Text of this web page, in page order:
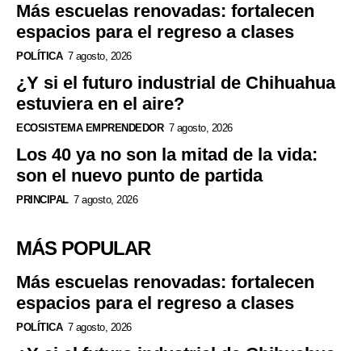
Más escuelas renovadas: fortalecen
espacios para el regreso a clases
POLÍTICA 7 agosto, 2026
¿Y si el futuro industrial de Chihuahua
estuviera en el aire?
ECOSISTEMA EMPRENDEDOR 7 agosto, 2026
Los 40 ya no son la mitad de la vida:
son el nuevo punto de partida
PRINCIPAL 7 agosto, 2026
MÁS POPULAR
Más escuelas renovadas: fortalecen
espacios para el regreso a clases
POLÍTICA 7 agosto, 2026